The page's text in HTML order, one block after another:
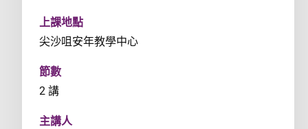
上課地點
尖沙咀安年教學中心
節數
2 講
主講人